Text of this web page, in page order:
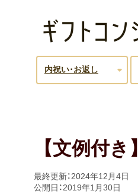
内祝い･お返し
【文例付
最終更新：2024年12月4日
公開日：2019年1月30日